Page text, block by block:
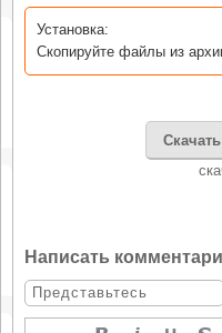
Установка:
Скопируйте файлы из
Написать